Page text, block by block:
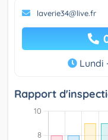
laverie34@live.fr
Lundi
Rapport